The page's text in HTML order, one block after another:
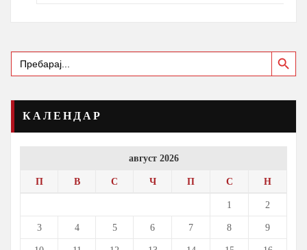
Search
for:
Search Button
КАЛЕНДАР
август 2026
П В С Ч П С Н
1 2
3 4 5 6 7 8 9